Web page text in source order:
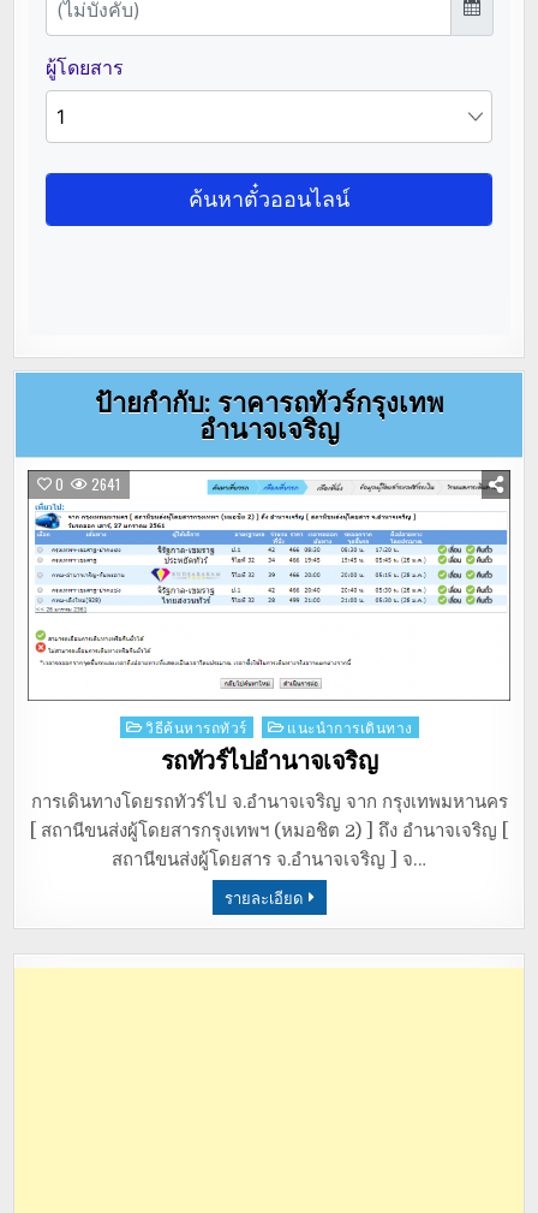
ป้ายกำกับ: ราคารถทัวร์กรุงเทพ
อำนาจเจริญ
0 2641
Posted
วิธีค้นหารถทัวร์ แนะนำการเดินทาง
รถทัวร์ไปอำนาจเจริญ
การเดินทางโดยรถทัวร์ไป จ.อำนาจเจริญ จาก กรุงเทพมหานคร
[ สถานีขนส่งผู้โดยสารกรุงเทพฯ (หมอชิต 2) ] ถึง อำนาจเจริญ [
สถานีขนส่งผู้โดยสาร จ.อำนาจเจริญ ] จ…
รายละเอียด